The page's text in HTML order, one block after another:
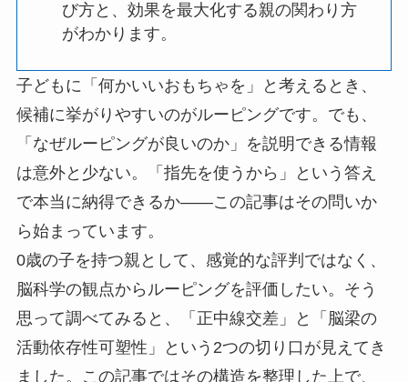
び方と、効果を最大化する親の関わり方
がわかります。
子どもに「何かいいおもちゃを」と考えるとき、
候補に挙がりやすいのがルーピングです。でも、
「なぜルーピングが良いのか」を説明できる情報
は意外と少ない。「指先を使うから」という答え
で本当に納得できるか——この記事はその問いか
ら始まっています。
0歳の子を持つ親として、感覚的な評判ではなく、
脳科学の観点からルーピングを評価したい。そう
思って調べてみると、「正中線交差」と「脳梁の
活動依存性可塑性」という2つの切り口が見えてき
ました。この記事ではその構造を整理した上で、